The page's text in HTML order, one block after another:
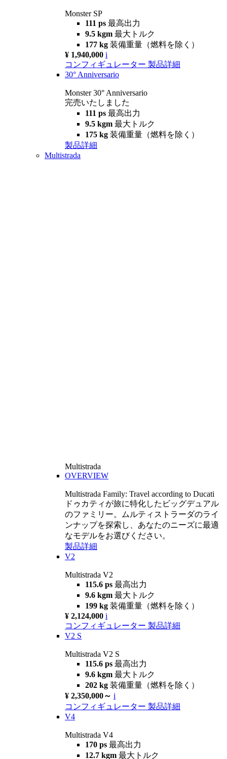
Monster SP
111 ps 最高出力
9.5 kgm 最大トルク
177 kg 装備重量（燃料を除く）
¥ 1,940,000 i
コンフィギュレーター 製品詳細
30° Anniversario
Monster 30° Anniversario
完売いたしました
111 ps 最高出力
9.5 kgm 最大トルク
175 kg 装備重量（燃料を除く）
製品詳細
Multistrada
Multistrada
OVERVIEW
Multistrada Family: Travel according to Ducati
ドゥカティが旅に特化したビッグデュアル
のファミリー。ムルティストラーダのライ
ンナップを探索し、あなたのニーズに最適
なモデルをお選びください。
製品詳細
V2
Multistrada V2
115.6 ps 最高出力
9.6 kgm 最大トルク
199 kg 装備重量（燃料を除く）
¥ 2,124,000 i
コンフィギュレーター 製品詳細
V2 S
Multistrada V2 S
115.6 ps 最高出力
9.6 kgm 最大トルク
202 kg 装備重量（燃料を除く）
¥ 2,350,000～ i
コンフィギュレーター 製品詳細
V4
Multistrada V4
170 ps 最高出力
12.7 kgm 最大トルク